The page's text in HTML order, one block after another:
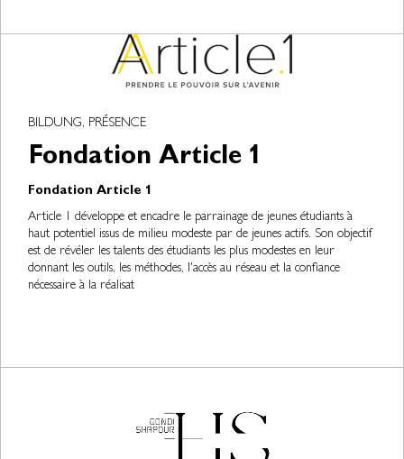
BILDUNG, PRÉSENCE
Fondation Article 1
Fondation Article 1
Article 1 développe et encadre le parrainage de jeunes étudiants à
haut potentiel issus de milieu modeste par de jeunes actifs. Son objectif
est de révéler les talents des étudiants les plus modestes en leur
donnant les outils, les méthodes, l'accès au réseau et la confiance
nécessaire à la réalisat